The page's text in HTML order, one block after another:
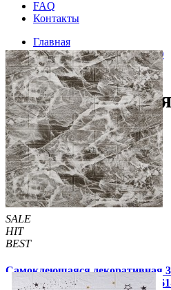
FAQ
Контакты
Главная
Самоклеющиеся панели 3D
Под мрамор
под мрамор
SALE
HIT
BEST
Самоклеющаяся декоративная
черный мрамор 700x770x4мм